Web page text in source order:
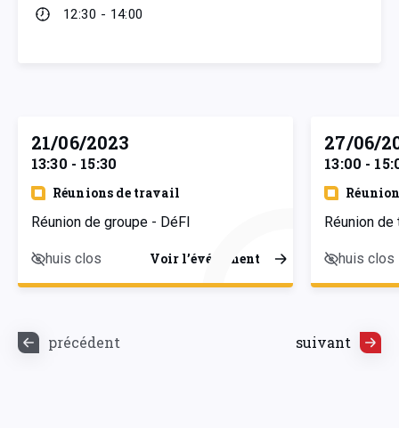
12:30 - 14:00
21/06/2023
13:30 - 15:30
Réunions de travail
Réunion de groupe - DéFI
huis clos Voir l’événement
27/06/
13:00 -
Réunion
huis clos
précédent suivant